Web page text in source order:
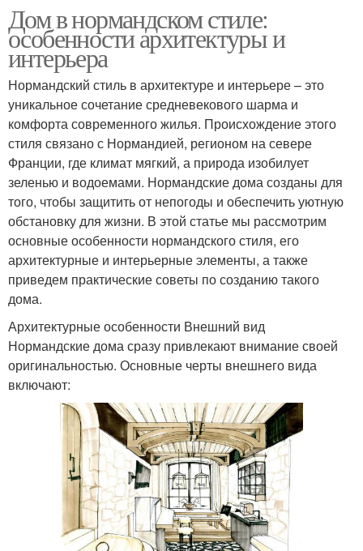
Дом в нормандском стиле:
особенности архитектуры и
интерьера
Нормандский стиль в архитектуре и интерьере – это
уникальное сочетание средневекового шарма и
комфорта современного жилья. Происхождение этого
стиля связано с Нормандией, регионом на севере
Франции, где климат мягкий, а природа изобилует
зеленью и водоемами. Нормандские дома созданы для
того, чтобы защитить от непогоды и обеспечить уютную
обстановку для жизни. В этой статье мы рассмотрим
основные особенности нормандского стиля, его
архитектурные и интерьерные элементы, а также
приведем практические советы по созданию такого
дома.
Архитектурные особенности Внешний вид
Нормандские дома сразу привлекают внимание своей
оригинальностью. Основные черты внешнего вида
включают: